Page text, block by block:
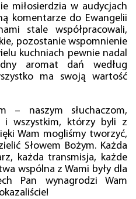
miłosierdzia w audycjach
komentarze do Ewangelii
stale współpracowali,
pozostanie wspomnienie
kuchniach pewnie nadal
aromat dań według
ma swoją wartość
– naszym słuchaczom,
i wszystkim, którzy byli z
Wam mogliśmy tworzyć,
Słowem Bożym. Każda
każda transmisja, każde
wspólna z Wami były dla
Pan wynagrodzi Wam